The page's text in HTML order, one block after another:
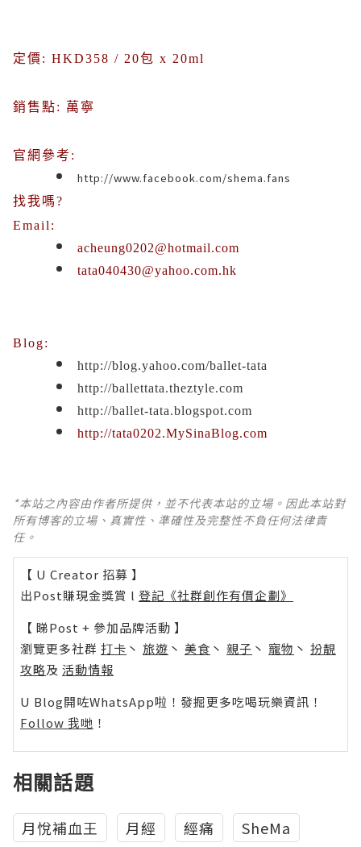
定價 : HKD358 / 20包 x 20ml
銷售點: 萬寧
官網參考 :
http://www.facebook.com/shema.fans
找我嗎?
Email:
acheung0202@hotmail.com
tata040430@yahoo.com.hk
Blog:
http://blog.yahoo.com/ballet-tata
http://ballettata.theztyle.com
http://ballet-tata.blogspot.com
http://tata0202.MySinaBlog.com
*本站之內容由作者所提供，並不代表本站的立場。因此本站對
所有博客的立場、真實性、準確性及完整性不負任何法律責
任。
【 U Creator 招募 】
出Post賺現金獎賞 l 登記《社群創作有價企劃》
【 睇Post + 參加品牌活動 】
瀏覽更多社群 打卡 丶 旅遊 丶 美食 丶 親子 丶 寵物 丶 扮靚
攻略及 活動情報
U Blog開咗WhatsApp啦！發掘更多吃喝玩樂資訊！
Follow 我哋 ！
相關話題
月悅補血王 月經 經痛 SheMa